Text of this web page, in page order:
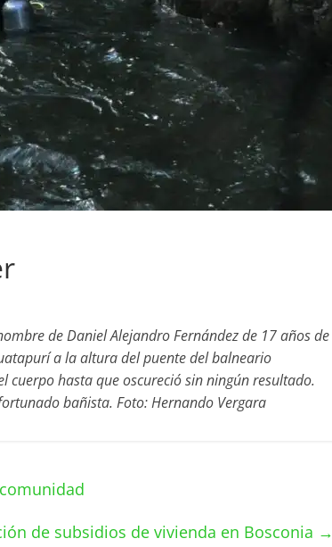
de Daniel Alejandro Fernández de 17 años de
a la altura del puente del balneario
cuerpo hasta que oscureció sin ningún resultado.
bañista. Foto: Hernando Vergara
de subsidios de vivienda en Bosconia →